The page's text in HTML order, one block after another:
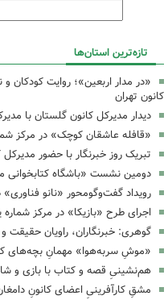
تازه‌ترین استان‌ها
کانون تهران
دیدار مدیرکل کانون گلستان با
«قافله عاشقان کوچک» در مرکز شماره ۲
تبریک روز خبرنگار با حضور مدیرکل
دومین نشست «باشگاه کتابخوانی
رویداد گفت‌وگومحور «نانو فناوری»
اجرای طرح «بازیکا» در مرکز
گوهری: خبرنگاران، راویان
«موشِ سربه‌هوا» مهمانِ بچه‌های
هم‌نشینیِ قصه و کتاب با بازی و
مشقِ کارآفرینیِ اعضای کانونِ